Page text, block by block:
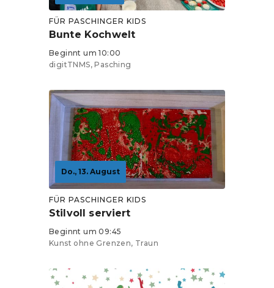
FÜR PASCHINGER KIDS
Bunte Kochwelt
Beginnt um 10:00
digitTNMS, Pasching
Do., 13. August
FÜR PASCHINGER KIDS
Stilvoll serviert
Beginnt um 09:45
Kunst ohne Grenzen, Traun